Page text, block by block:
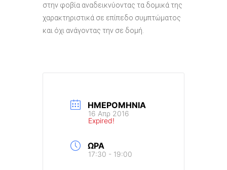
στην φοβία αναδεικνύοντας τα δομικά της
χαρακτηριστικά σε επίπεδο συμπτώματος
και όχι ανάγοντας την σε δομή.
ΗΜΕΡΟΜΗΝΊΑ
16 Απρ 2016
Expired!
ΏΡΑ
17:30 - 19:00